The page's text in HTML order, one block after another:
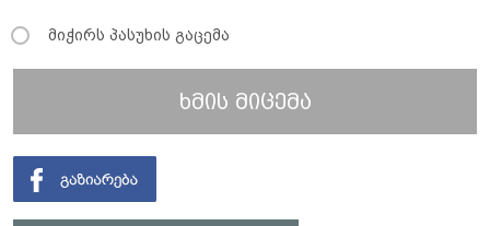
მიჭირს პასუხის გაცემა
ხმის მიცემა